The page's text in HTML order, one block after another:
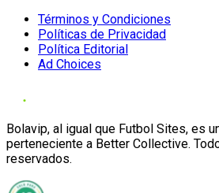
Términos y Condiciones
Políticas de Privacidad
Política Editorial
Ad Choices
Bolavip, al igual que Futbol Sites, es
perteneciente a Better Collective.
reservados.